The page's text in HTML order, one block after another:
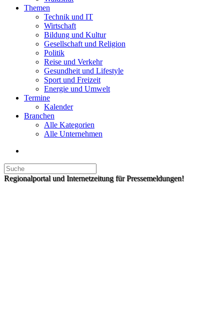
Themen
Technik und IT
Wirtschaft
Bildung und Kultur
Gesellschaft und Religion
Politik
Reise und Verkehr
Gesundheit und Lifestyle
Sport und Freizeit
Energie und Umwelt
Termine
Kalender
Branchen
Alle Kategorien
Alle Unternehmen
Regionalportal und Internetzeitung für Pressemeldungen!